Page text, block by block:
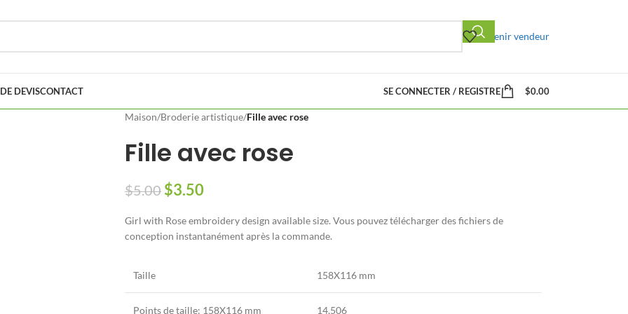
Devenir vendeur
DEVISCONTACT SE CONNECTER / REGISTRE $0.00
Maison/Broderie artistique/Fille avec rose
Fille avec rose
$5.00 $3.50
Girl with Rose embroidery design available size. Vous pouvez télécharger des fichiers de
conception instantanément après la commande.
Taille 158X116 mm
Points de taille: 158X116 mm 14,506